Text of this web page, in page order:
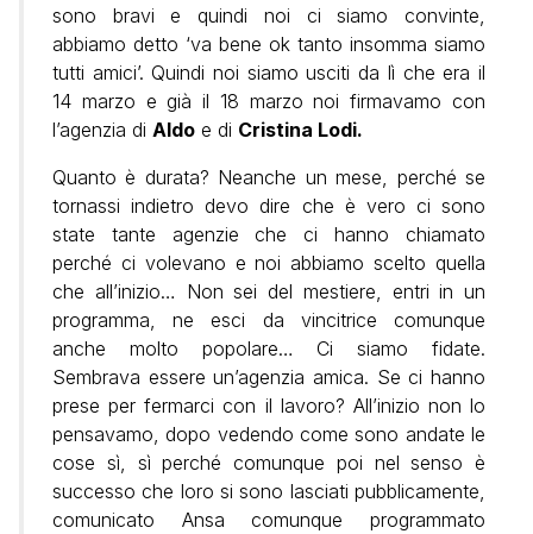
sono bravi e quindi noi ci siamo convinte,
abbiamo detto ‘va bene ok tanto insomma siamo
tutti amici’. Quindi noi siamo usciti da lì che era il
14 marzo e già il 18 marzo noi firmavamo con
l’agenzia di Aldo e di Cristina Lodi.
Quanto è durata? Neanche un mese, perché se
tornassi indietro devo dire che è vero ci sono
state tante agenzie che ci hanno chiamato
perché ci volevano e noi abbiamo scelto quella
che all’inizio… Non sei del mestiere, entri in un
programma, ne esci da vincitrice comunque
anche molto popolare… Ci siamo fidate.
Sembrava essere un’agenzia amica. Se ci hanno
prese per fermarci con il lavoro? All’inizio non lo
pensavamo, dopo vedendo come sono andate le
cose sì, sì perché comunque poi nel senso è
successo che loro si sono lasciati pubblicamente,
comunicato Ansa comunque programmato